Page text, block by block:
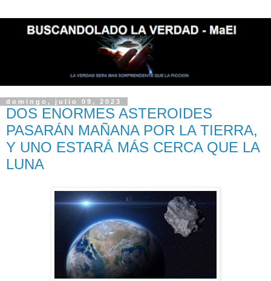
domingo, julio 09, 2023
DOS ENORMES ASTEROIDES
PASARÁN MAÑANA POR LA TIERRA,
Y UNO ESTARÁ MÁS CERCA QUE LA
LUNA